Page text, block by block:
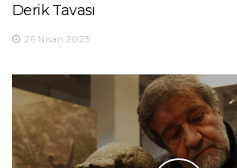
Derik Tavası
26 Nisan 2023